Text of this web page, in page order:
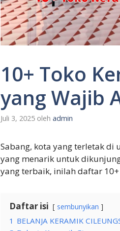
10+ Toko
yang Wajib
Juli 3, 2025 oleh admin
Sabang, kota yang terletak
yang menarik untuk
yang terbaik, inilah daftar
Daftar isi sembunyikan
1 BELANJA KERAMIK